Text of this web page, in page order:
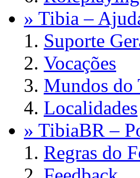
» Tibia –
Suporte
Vocações
Mundos do
Localidades
» TibiaBR –
Regras do